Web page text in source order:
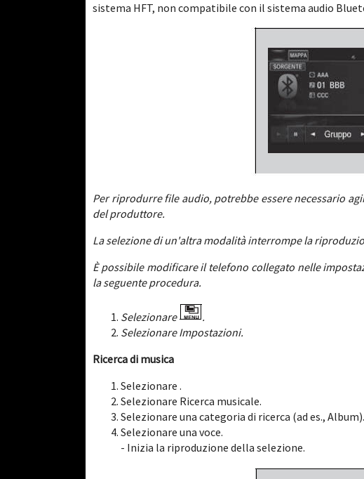
sistema HFT, non compatibile con il sistema audio
Per riprodurre file audio, potrebbe essere necessario
del produttore.
La selezione di un'altra modalità interrompe la
È possibile modificare il telefono collegato nelle
la seguente procedura.
Selezionare
.
Selezionare Impostazioni.
Ricerca di musica
Selezionare .
Selezionare Ricerca musicale.
Selezionare una categoria di ricerca (ad es., Album).
Selezionare una voce.
- Inizia la riproduzione della selezione.